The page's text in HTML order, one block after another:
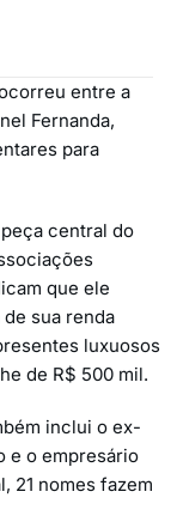
entre a
Fernanda,
para
central do
que ele
sua renda
luxuosos
de R$ 500 mil.
inclui o ex-
e o empresário
21 nomes fazem